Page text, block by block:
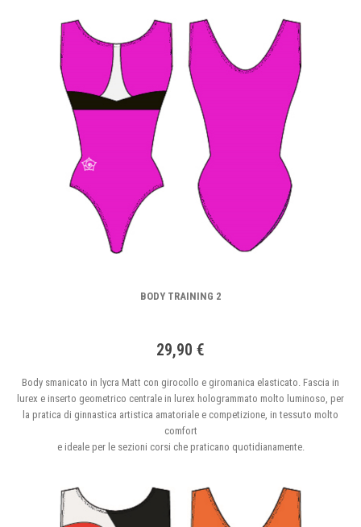
BODY TRAINING 2
29,90 €
Body smanicato in lycra Matt con girocollo e giromanica elasticato. Fascia in
lurex e inserto geometrico centrale in lurex hologrammato molto luminoso, per
la pratica di ginnastica artistica amatoriale e competizione, in tessuto molto
comfort
e ideale per le sezioni corsi che praticano quotidianamente.